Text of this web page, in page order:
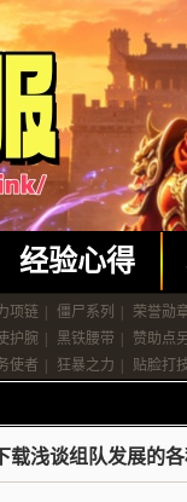
经验心得
项链 僵尸系列
荣誉勋
护腕 黑铁腰带
赞助点
使者 狂暴之力 贴脸打
载浅谈组队发展的